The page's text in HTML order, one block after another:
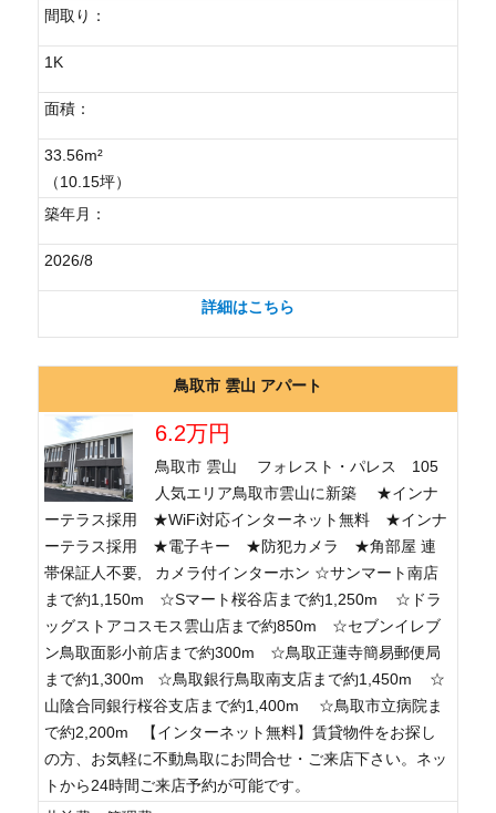
間取り：
1K
面積：
33.56m²
（10.15坪）
築年月：
2026/8
詳細はこちら
鳥取市 雲山 アパート
6.2万円
鳥取市 雲山 フォレスト・パレス 105
人気エリア鳥取市雲山に新築 ★インナ
ーテラス採用 ★WiFi対応インターネット無料 ★インナ
ーテラス採用 ★電子キー ★防犯カメラ ★角部屋 連
帯保証人不要, カメラ付インターホン ☆サンマート南店
まで約1,150m ☆Sマート桜谷店まで約1,250m ☆ドラ
ッグストアコスモス雲山店まで約850m ☆セブンイレブ
ン鳥取面影小前店まで約300m ☆鳥取正蓮寺簡易郵便局
まで約1,300m ☆鳥取銀行鳥取南支店まで約1,450m ☆
山陰合同銀行桜谷支店まで約1,400m ☆鳥取市立病院ま
で約2,200m 【インターネット無料】賃貸物件をお探し
の方、お気軽に不動鳥取にお問合せ・ご来店下さい。ネッ
トから24時間ご来店予約が可能です。